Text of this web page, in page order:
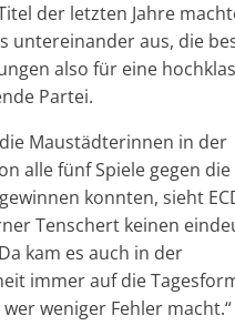
der letzten Jahre
untereinander aus, die
also für eine
Partei.
Maustädterinnen in der
alle fünf Spiele gegen die
konnten, sieht
Tenschert keinen
kam es auch in der
immer auf die
weniger Fehler macht.“